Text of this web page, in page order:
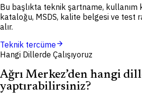
Bu başlıkta teknik şartname, kullanım
kataloğu, MSDS, kalite belgesi ve test
alır.
Teknik tercümearrow_forward
Hangi Dillerde Çalışıyoruz
Ağrı Merkez’den hangi
yaptırabilirsiniz?